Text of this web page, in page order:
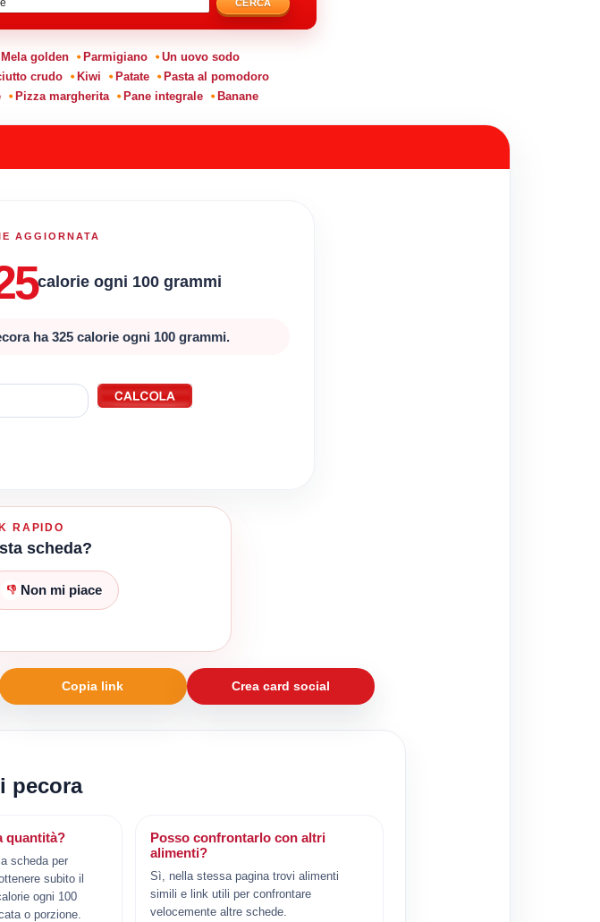
CERCA
Mela golden Parmigiano
Un uovo sodo
crudo Kiwi Patate
Pasta al pomodoro
Pizza margherita Pane integrale Banane
AGGIORNATA
calorie ogni 100 grammi
ha 325 calorie ogni 100 grammi.
RAPIDO
scheda?
👎 Non mi piace
Copia link Crea card social
pecora
quantità?
scheda per
subito il
ogni 100
o porzione.
Posso confrontarlo con altri
alimenti?
Sì, nella stessa pagina trovi alimenti
simili e link utili per confrontare
velocemente altre schede.